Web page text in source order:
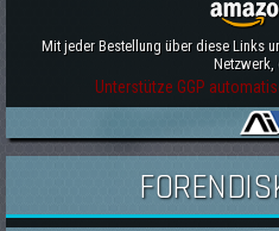
Mit jeder Bestellung über diese Links
Netzwerk,
Unterstütze GGP